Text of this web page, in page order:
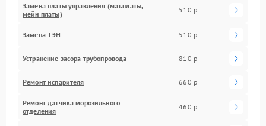
Замена платы управления (мат.платы,
мейн платы)
510 р
Замена ТЭН 510 р
Устранение засора трубопровода 810 р
Ремонт испарителя 660 р
Ремонт датчика морозильного
отделения
460 р